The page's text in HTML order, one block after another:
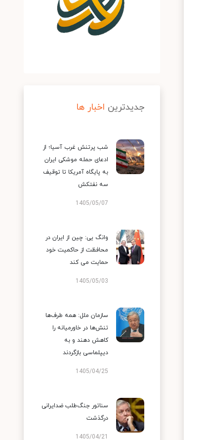
جدیدترین اخبار ها
شب پرتنش غرب آسیا؛ از
ادعای حمله موشکی ایران
به پایگاه آمریکا تا توقیف
سه نفتکش
1405/05/07
وانگ یی: چین از ایران در
محافظت از حاکمیت خود
حمایت می کند
1405/05/03
سازمان ملل: همه طرف‌ها
تنش‌ها در خاورمیانه را
کاهش دهند و به
دیپلماسی بازگردند
1405/04/25
سناتور جنگ‌طلب ضدایرانی
درگذشت
1405/04/21